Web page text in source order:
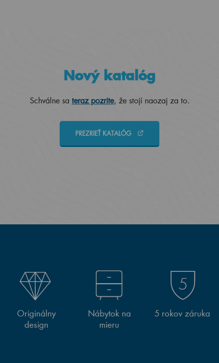
Nový katalóg
Schválne sa teraz pozrite, že stojí naozaj za to.
PREZRIEŤ KATALÓG
Originálny
design
Nábytok na
mieru
5 rokov záruka